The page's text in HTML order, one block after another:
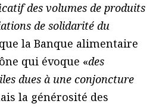
des volumes de produits
de solidarité du
la Banque alimentaire
qui évoque «des
dues à une conjoncture
la générosité des